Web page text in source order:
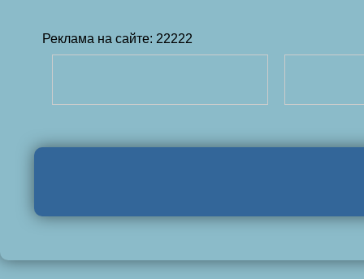
Реклама на сайте: 22222